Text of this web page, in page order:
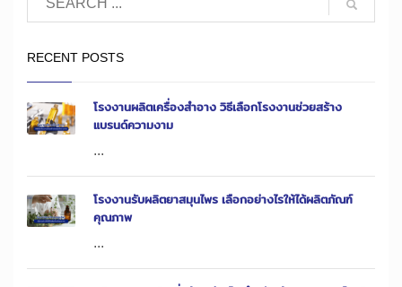
RECENT POSTS
โรงงานผลิตเครื่องสำอาง วิธีเลือกโรงงานช่วยสร้าง
แบรนด์ความงาม
...
โรงงานรับผลิตยาสมุนไพร เลือกอย่างไรให้ได้ผลิตภัณฑ์
คุณภาพ
...